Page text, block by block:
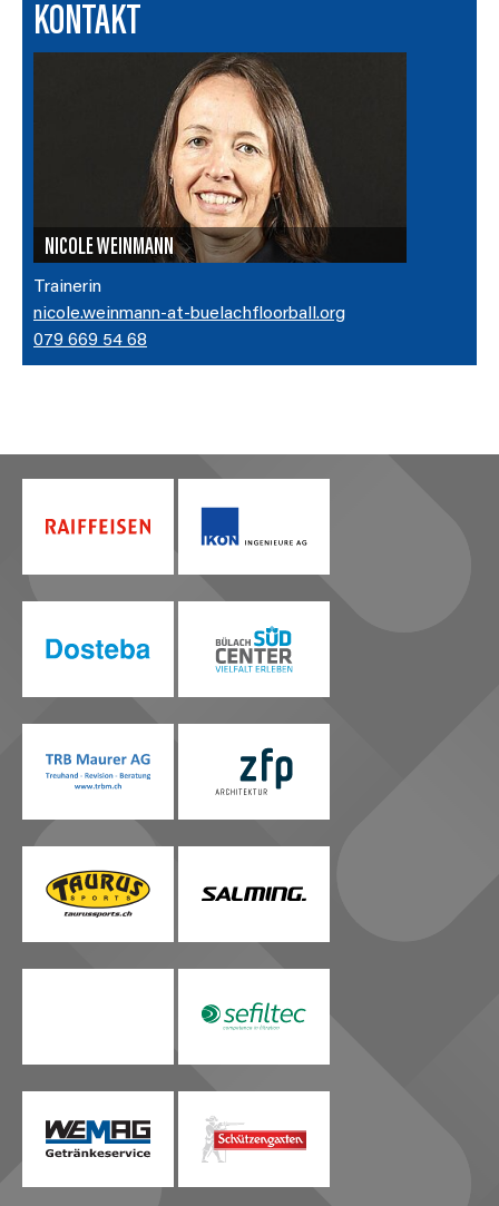
KONTAKT
NICOLE WEINMANN
Trainerin
nicole.weinmann-at-buelachfloorball.org
079 669 54 68